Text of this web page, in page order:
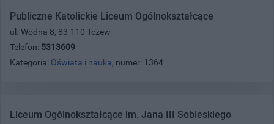
Publiczne Katolickie Liceum Ogólnokształcące
ul. Wodna 8, 83-110 Tczew
Telefon: 5313609
Kategoria: Oświata i nauka, numer: 1364
Liceum Ogólnokształcące im. Jana III Sobieskiego